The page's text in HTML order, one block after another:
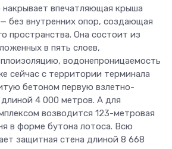
накрывает впечатляющая крыша
без внутренних опор, создающая
пространства. Она состоит из
в пять слоев,
водонепроницаемость
сейчас с территории терминала
бетоном первую взлетно-
4 000 метров. А для
возводится 123-метровая
в форме бутона лотоса. Всю
защитная стена длиной 8 668